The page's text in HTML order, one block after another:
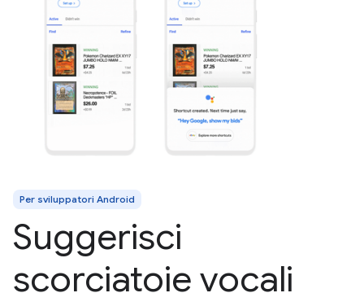
Per sviluppatori Android
Suggerisci
scorciatoie vocali